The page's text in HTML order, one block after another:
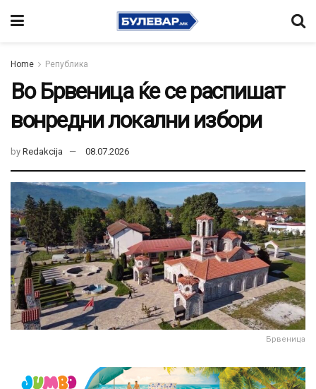
Home Република
Во Брвеница ќе се распишат
вонредни локални избори
by Redakcija 08.07.2026
Брвеница